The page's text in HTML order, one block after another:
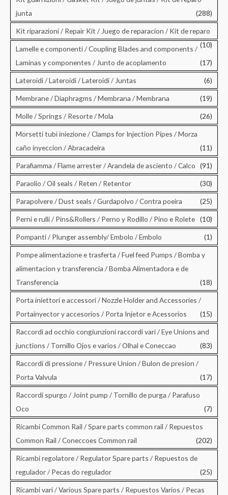
junta
(288)
Kit riparazioni / Repair Kit / Juego de reparacion / Kit de reparo
(10)
Lamelle e componenti / Coupling Blades and components /
Laminas y componentes / Junto de acoplamento
(17)
Lateroidi / Lateroidi / Lateroidi / Juntas (6)
Membrane / Diaphragms / Membrana / Membrana (19)
Molle / Springs / Resorte / Mola (26)
Morsetti tubi iniezione / Clamps for Injection Pipes / Morza
caño inyeccion / Abracadeira
(11)
Parafiamma / Flame arrester / Arandela de asciento / Calco (91)
Paraolio / Oil seals / Reten / Retentor (30)
Parapolvere / Dust seals / Gurdapolvo / Contra poeira (25)
Perni e rulli / Pins&Rollers / Perno y Rodillo / Pino e Rolete (10)
Pompanti / Plunger assembly/ Embolo / Embolo (1)
Pompe alimentazione e trasferta / Fuel feed Pumps / Bomba y
alimentacion y transferencia / Bomba Alimentadora e de
Transferencia
(18)
Porta iniettori e accessori / Nozzle Holder and Accessories /
Portainyector y accesorios / Porta Injetor e Acessorios
(15)
Raccordi ad occhio congiunzioni raccordi vari / Eye Unions and
junctions / Tornillo Ojos e varios / Olhal e Coneccao
(83)
Raccordi di pressione / Pressure Union / Bulon de presion /
Porta Valvula
(17)
Raccordi spurgo / Joint pump / Tornillo de purga / Parafuso
Oco
(7)
Ricambi Common Rail / Spare parts common rail / Repuestos
Common Rail / Coneccoes Common rail
(202)
Ricambi regolatore / Regulator Spare parts / Repuestos de
regulador / Pecas do regulador
(25)
Ricambi vari / Various Spare parts / Repuestos Varios / Pecas